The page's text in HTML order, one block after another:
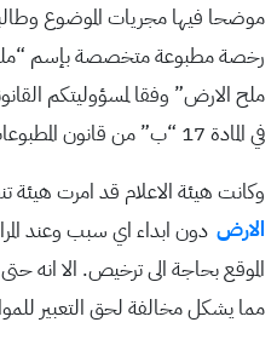
موضحا فيها مجريات الموضوع وطالبا
رخصة مطبوعة متخصصة بإسم
ملح الارض” وفقا لمسؤوليتكم
في المادة 17 “ب” من قانون المطبوعات والنشر.
وكانت هيئة الاعلام قد امرت
الارض دون ابداء اي سبب وعند
الموقع بحاجة الى ترخيص. الا انه
مما يشكل مخالفة لحق التعبير